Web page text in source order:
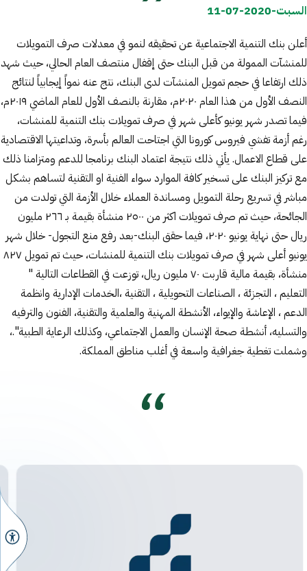
السبت-2020-07-11
أعلن بنك التنمية الاجتماعية عن تحقيقه لنمو في معدلات صرف التمويلات
للمنشآت الممولة من قبل البنك حتى إقفال منتصف العام الحالي، حيث شهد
ذلك ارتفاعا في حجم تمويل المنشآت لدى البنك، نتج عنه نمواً إيجابياً لنتائج
النصف الأول من هذا العام ٢٠٢٠م، مقارنة بالنصف الأول للعام الماضي ٢٠١٩م،
فيما تصدر شهر يونيو كأعلى شهر في صرف تمويلات بنك التنمية للمنشات،
رغم أزمة تفشي فيروس كورونا التي اجتاحت العالم بأسرة، وتداعيتها الاقتصادية
على قطاع الاعمال. يأتي ذلك نتيجة اعتماد البنك برنامجا للدعم ومتزامنا ذلك
مع تركيز البنك على تسخير كافة الموارد سواء الفنية او التقنية لتساهم بشكل
مباشر في تسريع رحلة التمويل ومساندة العملاء خلال الأزمة التي تولدت من
الجائحة، حيث تم صرف تمويلات اكثر من ٢٥٠٠ منشأة بقيمة بـ ٢٦٦ مليون
ريال حتى نهاية يونيو ٢٠٢٠، فيما حقق البنك-بعد رفع منع التجول- خلال شهر
يونيو أعلى شهر في صرف تمويلات بنك التنمية للمنشات، حيث تم تمويل ٨٢٧
منشأة، بقيمة مالية قاربت ٧٠ مليون ريال، توزعت في القطاعات التالية "
التعليم ، التجزئة ، الصناعات التحويلية ، التقنية ،الخدمات الإدارية وانظمة
الدعم ، الإعاشة والإيواء، الأنشطة المهنية والعلمية والتقنية، الفنون والترفيه
والتسليه، أنشطة صحة الإنسان والعمل الاجتماعي، وكذلك الرعاية الطبية".،
وشملت تغطية جغرافية واسعة في أغلب مناطق المملكة.